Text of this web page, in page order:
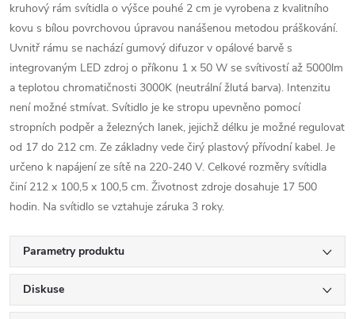
kruhový rám svítidla o výšce pouhé 2 cm je vyrobena z kvalitního
kovu s bílou povrchovou úpravou nanášenou metodou práškování.
Uvnitř rámu se nachází gumový difuzor v opálové barvě s
integrovaným LED zdroj o příkonu 1 x 50 W se svítivostí až 5000lm
a teplotou chromatičnosti 3000K (neutrální žlutá barva). Intenzitu
není možné stmívat. Svítidlo je ke stropu upevněno pomocí
stropních podpěr a železných lanek, jejichž délku je možné regulovat
od 17 do 212 cm. Ze základny vede čirý plastový přívodní kabel. Je
určeno k napájení ze sítě na 220-240 V. Celkové rozměry svítidla
činí 212 x 100,5 x 100,5 cm. Životnost zdroje dosahuje 17 500
hodin. Na svítidlo se vztahuje záruka 3 roky.
Parametry produktu
Diskuse